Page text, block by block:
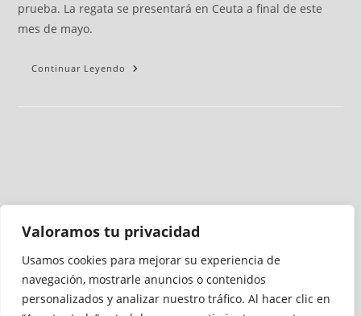
Valoramos tu privacidad
Usamos cookies para mejorar su experiencia de
navegación, mostrarle anuncios o contenidos
personalizados y analizar nuestro tráfico. Al hacer clic en
prueba. La regata se presentará en Ceuta a final de este
mes de mayo.
Continuar Leyendo
Medio auditado por